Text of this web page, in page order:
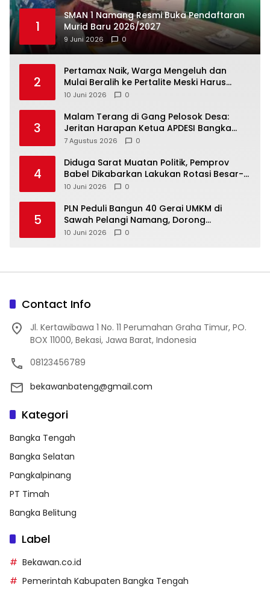
1
SMAN 1 Namang Resmi Buka Pendaftaran
Murid Baru 2026/2027
9 Juni 2026 0
2
‎Pertamax Naik, Warga Mengeluh dan
Mulai Beralih ke Pertalite Meski Harus
10 Juni 2026 0
3
Malam Terang di Gang Pelosok Desa:
Jeritan Harapan Ketua APDESI Bangka
Tengah untuk PLN Babel
7 Agustus 2026 0
4
‎Diduga Sarat Muatan Politik, Pemprov
Babel Dikabarkan Lakukan Rotasi Besar-
10 Juni 2026 0
5
‎PLN Peduli Bangun 40 Gerai UMKM di
Sawah Pelangi Namang, Dorong
10 Juni 2026 0
Contact Info
Jl. Kertawibawa 1 No. 11 Perumahan Graha Timur, PO.
BOX 11000, Bekasi, Jawa Barat, Indonesia
08123456789
bekawanbateng@gmail.com
Kategori
Bangka Tengah
Bangka Selatan
Pangkalpinang
PT Timah
Bangka Belitung
Label
Bekawan.co.id
Pemerintah Kabupaten Bangka Tengah